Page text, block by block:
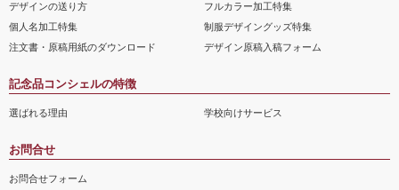
デザインの送り方
フルカラー加工特集
個人名加工特集
制服デザイングッズ特集
注文書・原稿用紙のダウンロード
デザイン原稿入稿フォーム
記念品コンシェルの特徴
選ばれる理由 学校向けサービス
お問合せ
お問合せフォーム